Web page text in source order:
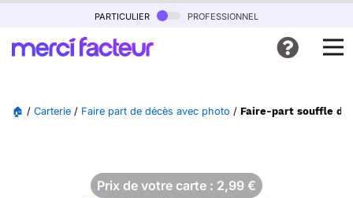
particulier professionnel
🏠 / Carterie / Faire part de décès avec photo / Faire-part souffle de
Prix de votre carte : 2,99 €